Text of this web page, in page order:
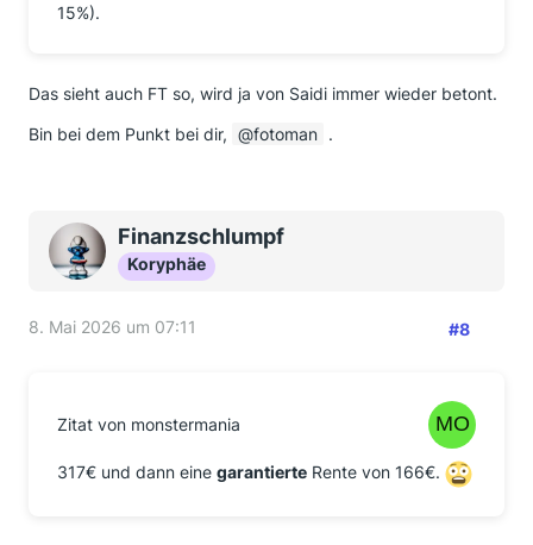
15%).
Das sieht auch FT so, wird ja von Saidi immer wieder betont.
Bin bei dem Punkt bei dir,
fotoman .
Finanzschlumpf
Koryphäe
8. Mai 2026 um 07:11 #8
Zitat von monstermania
317€ und dann eine garantierte Rente von 166€.